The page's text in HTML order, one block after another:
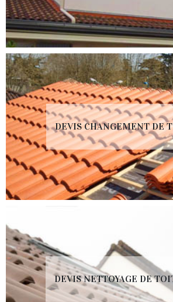
DEVIS CHANGEMENT DE
DEVIS NETTOYAGE DE